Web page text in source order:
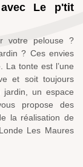
Le p'tit
votre pelouse ?
? Ces envies
La tonte est l’une
et soit toujours
un espace
propose des
la réalisation de
Les Maures